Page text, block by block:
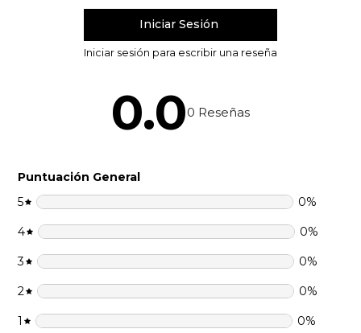
0.00 Reseñas
Puntuación General
5
0%
4 0%
3 0%
2 0%
1 0%